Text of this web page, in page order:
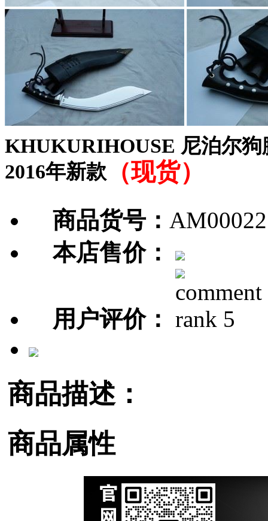
KHUKURIHOUSE 尼泊尔狗
2016年新款（现货）
商品货号：
本店售价：
用户评价：
商品描述：
商品属性